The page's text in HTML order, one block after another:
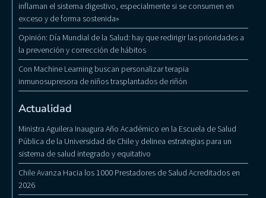
inflaman el sistema digestivo, especialmente si se consumen en
exceso y de forma sostenida»
Opinión: Día Mundial de la Salud: hay que redirigir las prioridades a
la prevención y corrección de hábitos
Con Machine Learning buscan personalizar terapia
inmunosupresora de niños trasplantados de riñón
Actualidad
Ministra Aguilera Inaugura Año Académico en la Escuela de Salud
Pública de la Universidad de Chile y delinea estrategias para un
sistema de salud integrado y equitativo
Chile Avanza Hacia los 1000 Prestadores de Salud Acreditados en
2026